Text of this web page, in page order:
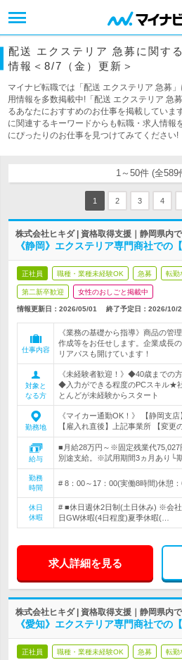
配送 エクステリア 急募に関す
情報＜8/7（金）更新＞
マイナビ転職では「配送 エクステリア 急募
用情報を多数掲載中!「配送 エクステリア 急
るあなたにおすすめのお仕事を掲載していま
に関連するキーワードからも転職・求人情報
にぴったりのお仕事を見つけてみてください!
1～50件 (全589
1 2 3 4
株式会社ヒキダ | 資格取得支援｜静岡県内
《静岡》エクステリア専門商社での
正社員 職種・業種未経験OK 急募 転勤
第二新卒歓迎 女性のおしごと掲載中
情報更新日：2026/05/01 終了予定日： 2026/10/
仕事内容
《業務の基礎から指導》商品の管
作成等をお任せします。企業成長
リアパスも開けています！
対象と
なる方
《未経験者歓迎！》◆40歳までの
◆入力ができる程度のPCスキル★
とんどが未経験からスタート
勤務地
《マイカー通勤OK！》 【静岡支
【雇入れ直後】上記事業所 【変更
給与
■月給28万円～※固定残業代75,027
別途支給。※試用期間3ヵ月あり└
勤務
時間
# 8：00～17：00(実働8時間)休憩
休日
休暇
# ■休日週休2日制(土日休み) ※会
日GW休暇(4日程度)夏季休暇(…
求人詳細を見る
株式会社ヒキダ | 資格取得支援｜静岡県内
《愛知》エクステリア専門商社での
正社員 職種・業種未経験OK 急募 転勤